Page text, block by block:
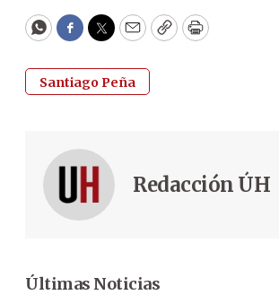
WhatsApp
Facebook
Twitter
EmailCopyPrint
Santiago Peña
Redacción ÚH
Últimas Noticias